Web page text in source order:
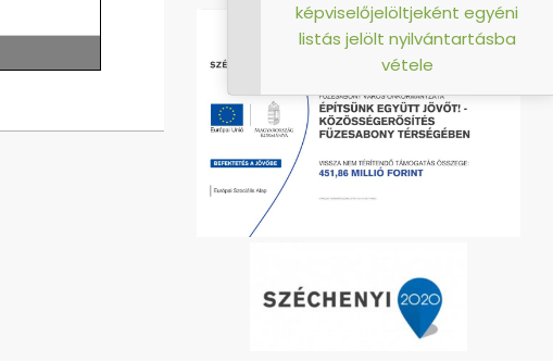
képviselőjelöltjeként
listás jelölt
vétele